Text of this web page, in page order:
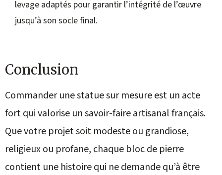
levage adaptés pour garantir l’intégrité de l’œuvre
jusqu’à son socle final.
Conclusion
Commander une statue sur mesure est un acte
fort qui valorise un savoir-faire artisanal français.
Que votre projet soit modeste ou grandiose,
religieux ou profane, chaque bloc de pierre
contient une histoire qui ne demande qu’à être